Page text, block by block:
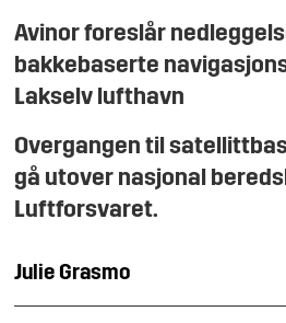
Avinor foreslår
bakkebaserte
Lakselv lufthavn
Overgangen til
gå utover nasjonal
Luftforsvaret.
Julie Grasmo